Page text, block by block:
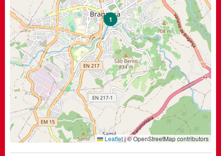
1
Leaflet|© OpenStreetMap contributors